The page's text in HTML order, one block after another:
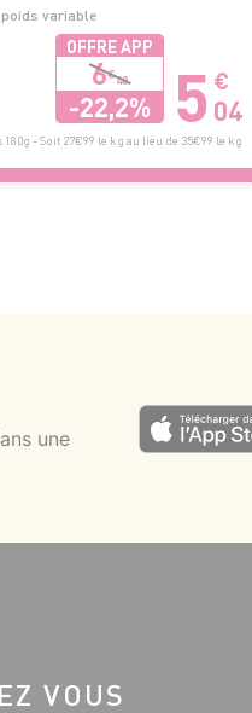
variable
OFFRE APP
6€48
-22,2% 5 €
04
180g - Soit 27€99 le kg au lieu de 35€99 le kg
une
VOUS